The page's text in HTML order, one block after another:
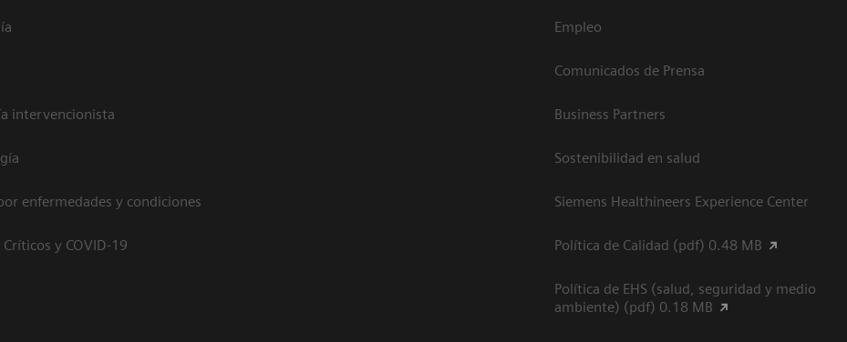
intervencionista
enfermedades y condiciones
y COVID-19
Empleo
Comunicados de Prensa
Business Partners
Sostenibilidad en salud
Siemens Healthineers Experience Center
Política de Calidad (pdf) 0.48 MB
Política de EHS (salud, seguridad y medio
ambiente) (pdf) 0.18 MB